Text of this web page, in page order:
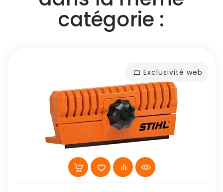
catégorie :
Exclusivité web